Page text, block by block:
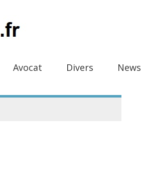
Avocat Divers News